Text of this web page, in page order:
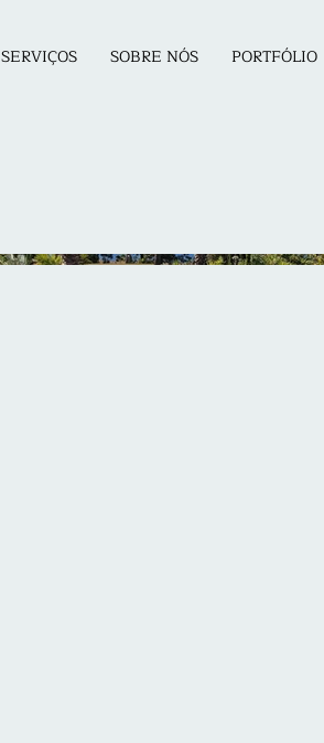
SERVIÇOS SOBRE NÓS PORTFÓLIO